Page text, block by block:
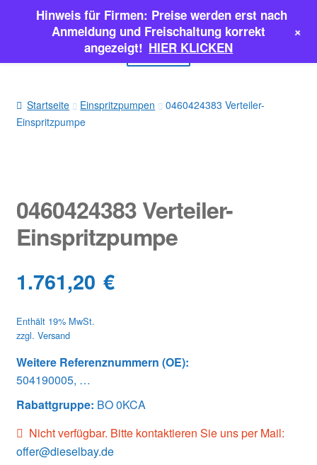
springen
springen
Menü
INJEKTOREN
Classic Parts
Startseite Einspritzpumpen
0460424383 Verteiler-
Einspritzpumpe
0460424383 Verteiler-
Einspritzpumpe
1.761,20 €
Enthält 19% MwSt.
zzgl. Versand
Weitere Referenznummern (OE):
504190005, …
Rabattgruppe: BO 0KCA
Nicht verfügbar. Bitte kontaktieren Sie uns per Mail:
offer@dieselbay.de
Hinweis für Firmen: Preise werden erst nach
Anmeldung und Freischaltung korrekt
angezeigt! HIER KLICKEN
+